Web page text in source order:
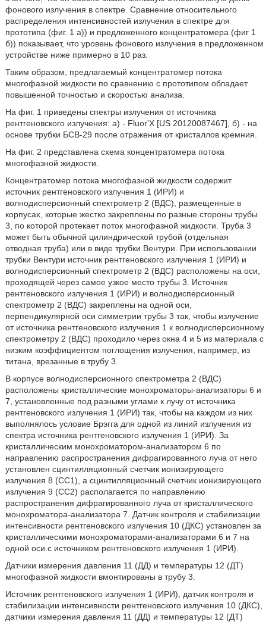
фонового излучения в спектре. Сравнение относительного
распределения интенсивностей излучения в спектре для
прототипа (фиг. 1 а)) и предложенного концентратомера (фиг 1
б)) показывает, что уровень фонового излучения в предложенном
устройстве ниже примерно в 10 раз.
Таким образом, предлагаемый концентратомер потока
многофазной жидкости по сравнению с прототипом обладает
повышенной точностью и скоростью анализа.
На фиг. 1 приведены спектры излучения от источника
рентгеновского излучения: а) - Fluor'X [US 20120087467], б) - на
основе трубки БСВ-29 после отражения от кристаллов кремния.
На фиг. 2 представлена схема концентратомера потока
многофазной жидкости.
Концентратомер потока многофазной жидкости содержит
источник рентгеновского излучения 1 (ИРИ) и
волнодисперсионный спектрометр 2 (ВДС), размещенные в
корпусах, которые жестко закреплены по разные стороны трубы
3, по которой протекает поток многофазной жидкости. Труба 3
может быть обычной цилиндрической трубой (отдельная
отводная труба) или в виде трубки Вентури. При использовании
трубки Вентури источник рентгеновского излучения 1 (ИРИ) и
волнодисперсионный спектрометр 2 (ВДС) расположены на оси,
проходящей через самое узкое место трубы 3. Источник
рентгеновского излучения 1 (ИРИ) и волнодисперсионный
спектрометр 2 (ВДС) закреплены на одной оси,
перпендикулярной оси симметрии трубы 3 так, чтобы излучение
от источника рентгеновского излучения 1 к волнодисперсионному
спектрометру 2 (ВДС) проходило через окна 4 и 5 из материала с
низким коэффициентом поглощения излучения, например, из
титана, врезанные в трубу 3.
В корпусе волнодисперсионного спектрометра 2 (ВДС)
расположены кристаллические монохроматоры-анализаторы 6 и
7, установленные под разными углами к лучу от источника
рентгеновского излучения 1 (ИРИ) так, чтобы на каждом из них
выполнялось условие Брэгга для одной из линий излучения из
спектра источника рентгеновского излучения 1 (ИРИ). За
кристаллическим монохроматором-анализатором 6 по
направлению распространения дифрагированного луча от него
установлен сцинтилляционный счетчик ионизирующего
излучения 8 (СС1), а сцинтилляционный счетчик ионизирующего
излучения 9 (СС2) располагается по направлению
распространения дифрагированного луча от кристаллического
монохроматора-анализатора 7. Датчик контроля и стабилизации
интенсивности рентгеновского излучения 10 (ДКС) установлен за
кристаллическими монохроматорами-анализаторами 6 и 7 на
одной оси с источником рентгеновского излучения 1 (ИРИ).
Датчики измерения давления 11 (ДД) и температуры 12 (ДТ)
многофазной жидкости вмонтированы в трубу 3.
Источник рентгеновского излучения 1 (ИРИ), датчик контроля и
стабилизации интенсивности рентгеновского излучения 10 (ДКС),
датчики измерения давления 11 (ДД) и температуры 12 (ДТ)